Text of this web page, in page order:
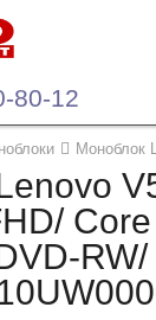
80-12
Моноблок